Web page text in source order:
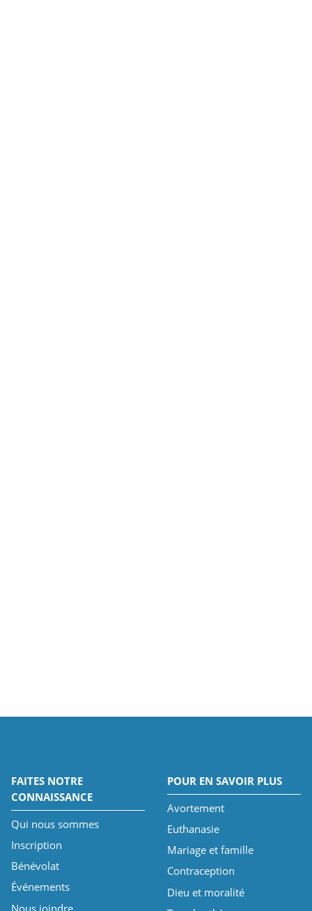
FAITES NOTRE
CONNAISSANCE
Qui nous sommes
Inscription
Bénévolat
Événements
Nous joindre
POUR EN SAVOIR PLUS
Avortement
Euthanasie
Mariage et famille
Contraception
Dieu et moralité